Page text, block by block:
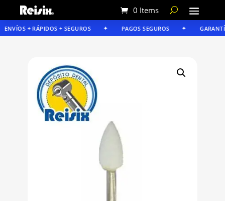
0 Items
+ RÁPIDOS + SEGUROS PAGOS SEGUROS